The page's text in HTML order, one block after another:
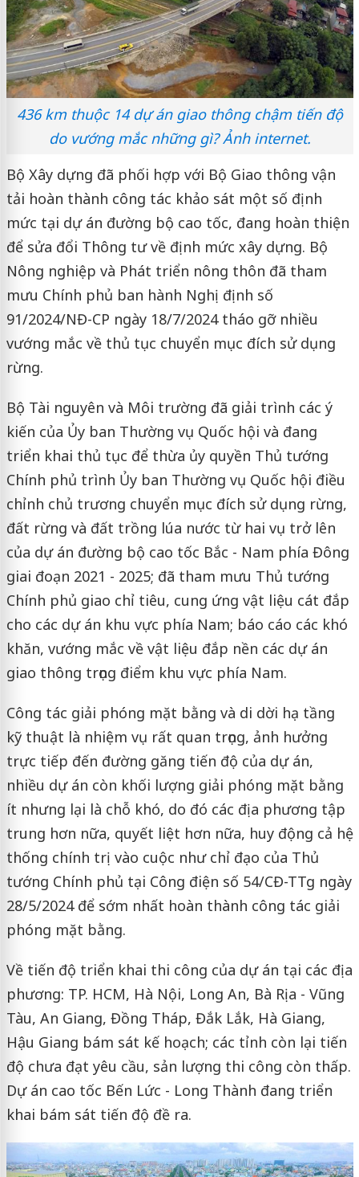
436 km thuộc 14 dự án giao thông chậm tiến độ
do vướng mắc những gì? Ảnh internet.
Bộ Xây dựng đã phối hợp với Bộ Giao thông vận
tải hoàn thành công tác khảo sát một số định
mức tại dự án đường bộ cao tốc, đang hoàn thiện
để sửa đổi Thông tư về định mức xây dựng. Bộ
Nông nghiệp và Phát triển nông thôn đã tham
mưu Chính phủ ban hành Nghị định số
91/2024/NĐ-CP ngày 18/7/2024 tháo gỡ nhiều
vướng mắc về thủ tục chuyển mục đích sử dụng
rừng.
Bộ Tài nguyên và Môi trường đã giải trình các ý
kiến của Ủy ban Thường vụ Quốc hội và đang
triển khai thủ tục để thừa ủy quyền Thủ tướng
Chính phủ trình Ủy ban Thường vụ Quốc hội điều
chỉnh chủ trương chuyển mục đích sử dụng rừng,
đất rừng và đất trồng lúa nước từ hai vụ trở lên
của dự án đường bộ cao tốc Bắc - Nam phía Đông
giai đoạn 2021 - 2025; đã tham mưu Thủ tướng
Chính phủ giao chỉ tiêu, cung ứng vật liệu cát đắp
cho các dự án khu vực phía Nam; báo cáo các khó
khăn, vướng mắc về vật liệu đắp nền các dự án
giao thông trọng điểm khu vực phía Nam.
Công tác giải phóng mặt bằng và di dời hạ tầng
kỹ thuật là nhiệm vụ rất quan trọng, ảnh hưởng
trực tiếp đến đường găng tiến độ của dự án,
nhiều dự án còn khối lượng giải phóng mặt bằng
ít nhưng lại là chỗ khó, do đó các địa phương tập
trung hơn nữa, quyết liệt hơn nữa, huy động cả hệ
thống chính trị vào cuộc như chỉ đạo của Thủ
tướng Chính phủ tại Công điện số 54/CĐ-TTg ngày
28/5/2024 để sớm nhất hoàn thành công tác giải
phóng mặt bằng.
Về tiến độ triển khai thi công của dự án tại các địa
phương: TP. HCM, Hà Nội, Long An, Bà Rịa - Vũng
Tàu, An Giang, Đồng Tháp, Đắk Lắk, Hà Giang,
Hậu Giang bám sát kế hoạch; các tỉnh còn lại tiến
độ chưa đạt yêu cầu, sản lượng thi công còn thấp.
Dự án cao tốc Bến Lức - Long Thành đang triển
khai bám sát tiến độ đề ra.